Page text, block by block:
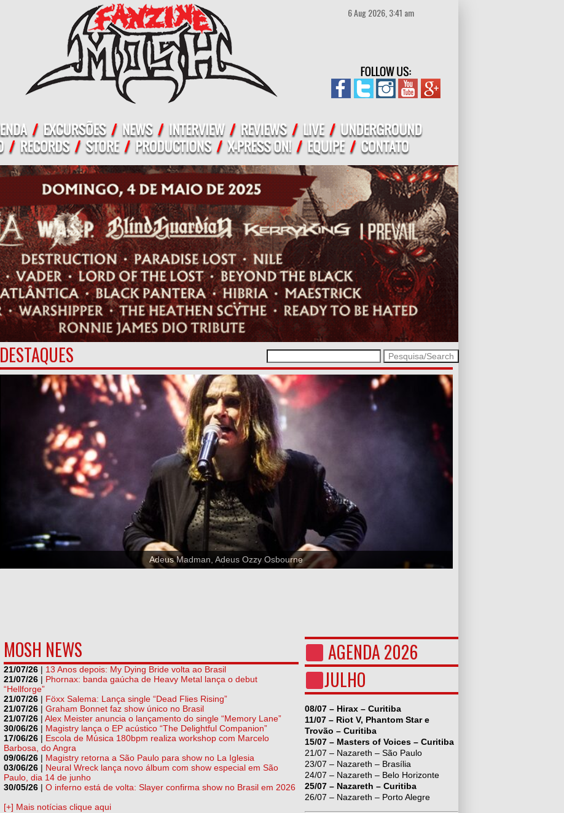
6 Aug 2026, 3:41 am
DESTAQUES
Adeus Madman, Adeus Ozzy Osbourne
MOSH NEWS
21/07/26 | 13 Anos depois: My Dying Bride volta ao Brasil
21/07/26 | Phornax: banda gaúcha de Heavy Metal lança o debut
“Hellforge”
21/07/26 | Föxx Salema: Lança single “Dead Flies Rising”
21/07/26 | Graham Bonnet faz show único no Brasil
21/07/26 | Alex Meister anuncia o lançamento do single “Memory Lane”
30/06/26 | Magistry lança o EP acústico “The Delightful Companion”
17/06/26 | Escola de Música 180bpm realiza workshop com Marcelo
Barbosa, do Angra
09/06/26 | Magistry retorna a São Paulo para show no La Iglesia
03/06/26 | Neural Wreck lança novo álbum com show especial em São
Paulo, dia 14 de junho
30/05/26 | O inferno está de volta: Slayer confirma show no Brasil em 2026
[+] Mais notícias clique aqui
AGENDA 2026
JULHO
08/07 – Hirax – Curitiba
11/07 – Riot V, Phantom Star e
Trovão – Curitiba
15/07 – Masters of Voices – Curitiba
21/07 – Nazareth – São Paulo
23/07 – Nazareth – Brasília
24/07 – Nazareth – Belo Horizonte
25/07 – Nazareth – Curitiba
26/07 – Nazareth – Porto Alegre